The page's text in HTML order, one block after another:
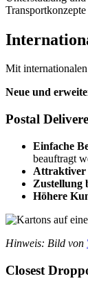
Mit
Neue und
Postal
Einfache
beauftragt
Attraktiver
Zustellung
Höhere
Hinweis: Bild von
Closest